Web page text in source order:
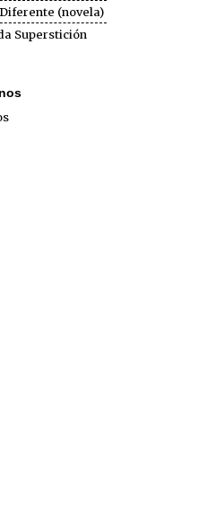
(novela)
Superstición